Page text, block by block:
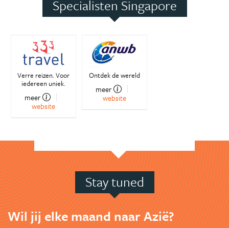
Specialisten Singapore
Verre reizen. Voor
iedereen uniek.
meer
website
Ontdek de wereld
meer
website
Stay tuned
Wil jij elke maand naar Azië?